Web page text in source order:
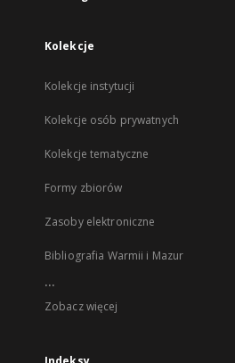
Kolekcje
Kolekcje instytucji
Kolekcje osób prywatnych
Kolekcje tematyczne
Formy zbiorów
Zasoby elektroniczne
Bibliografia Warmii i Mazur
...
Zobacz więcej